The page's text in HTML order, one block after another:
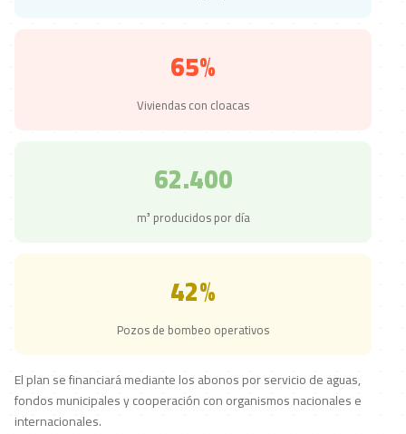
65%
Viviendas con cloacas
62.400
m³ producidos por día
42%
Pozos de bombeo operativos
El plan se financiará mediante los abonos por servicio de aguas,
fondos municipales y cooperación con organismos nacionales e
internacionales.